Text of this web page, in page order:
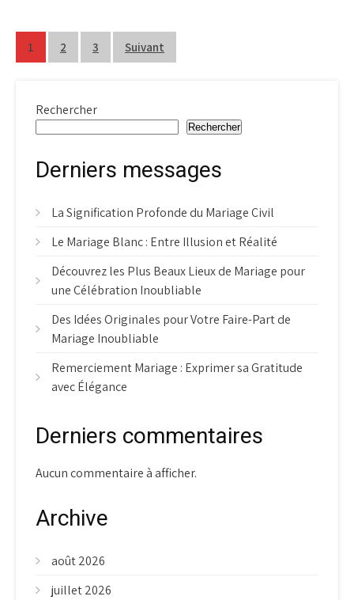
Pagination
1 2 3 Suivant
Rechercher
Rechercher
Derniers messages
La Signification Profonde du Mariage Civil
Le Mariage Blanc : Entre Illusion et Réalité
Découvrez les Plus Beaux Lieux de Mariage pour
une Célébration Inoubliable
Des Idées Originales pour Votre Faire-Part de
Mariage Inoubliable
Remerciement Mariage : Exprimer sa Gratitude
avec Élégance
Derniers commentaires
Aucun commentaire à afficher.
Archive
août 2026
juillet 2026